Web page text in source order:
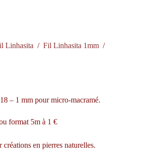
Linhasita / Fil Linhasita 1mm /
– 1 mm pour micro-macramé.
format 5m à 1 €
en pierres naturelles.